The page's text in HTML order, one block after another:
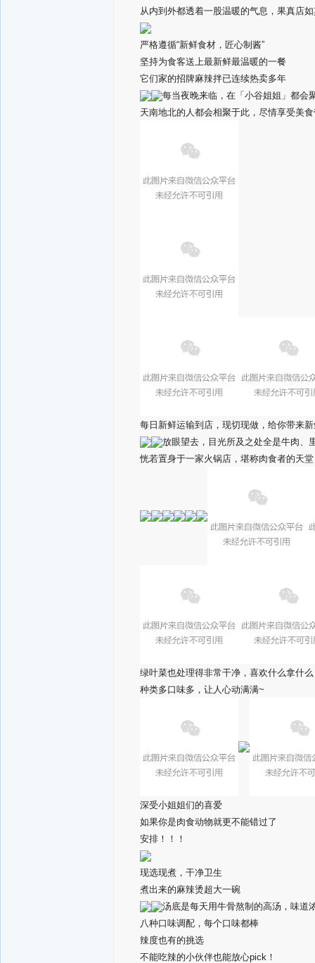
从内到外都透着一股温暖的气息，果真店
严格遵循“新鲜食材，匠心制酱”
坚持为食客送上最新鲜最温暖的一餐
它们家的招牌麻辣拌已连续热卖多年
每当夜晚来临，在「小谷姐姐」都会
天南地北的人都会相聚于此，尽情享受美
每日新鲜运输到店，现切现做，给你带来
放眼望去，目光所及之处全是牛肉、
恍若置身于一家火锅店，堪称肉食者的天堂
绿叶菜也处理得非常干净，喜欢什么拿什么
种类多口味多，让人心动满满~
深受小姐姐们的喜爱
如果你是肉食动物就更不能错过了
安排！！！
现选现煮，干净卫生
煮出来的麻辣烫超大一碗
汤底是每天用牛骨熬制的高汤，味道
八种口味调配，每个口味都棒
辣度也有的挑选
不能吃辣的小伙伴也能放心pick！